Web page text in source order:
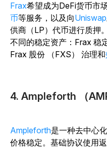
Frax希望成为DeFi货币市
币等服务，以及向Uniswap
供商（LP）代币进行质押
不同的稳定资产：Frax 稳
Frax 股份 （FXS） 治理和
4. Ampleforth （
Ampleforth是一种去中心
价格稳定。基础协议使用